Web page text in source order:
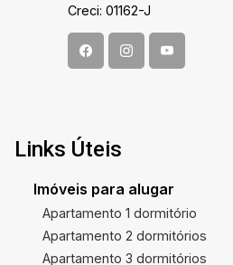
Creci: 01162-J
Links Úteis
Imóveis para alugar
Apartamento 1 dormitório
Apartamento 2 dormitórios
Apartamento 3 dormitórios